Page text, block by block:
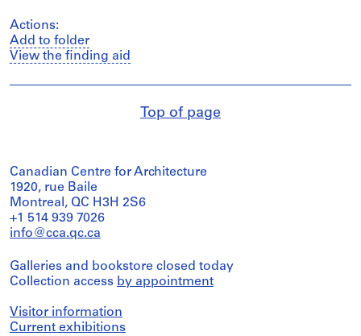
Actions:
Add to folder
View the finding aid
Top of page
Canadian Centre for Architecture
1920, rue Baile
Montreal, QC H3H 2S6
+1 514 939 7026
info@cca.qc.ca
Galleries and bookstore closed today
Collection access by appointment
Visitor information
Current exhibitions